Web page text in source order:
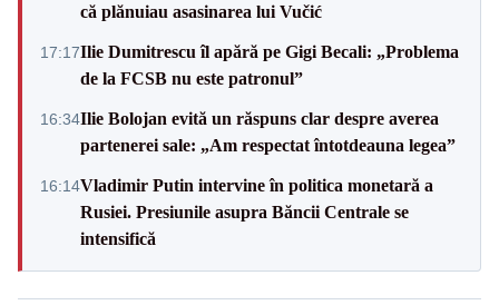
că plănuiau asasinarea lui Vučić
17:17Ilie Dumitrescu îl apără pe Gigi Becali: „Problema
de la FCSB nu este patronul”
16:34Ilie Bolojan evită un răspuns clar despre averea
partenerei sale: „Am respectat întotdeauna legea”
16:14Vladimir Putin intervine în politica monetară a
Rusiei. Presiunile asupra Băncii Centrale se
intensifică